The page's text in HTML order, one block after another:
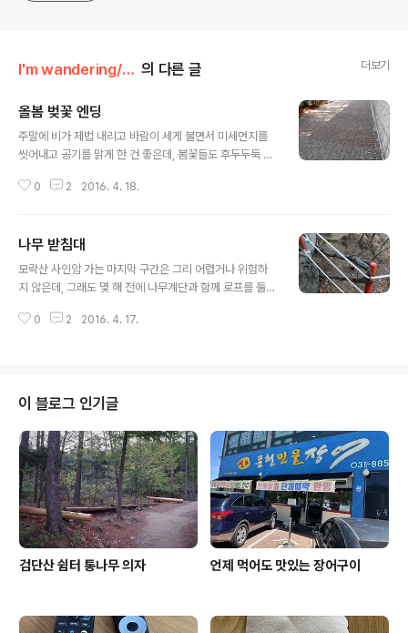
I'm wandering/동네산책 의 다른 글 더보기
올봄 벚꽃 엔딩
주말에 비가 제법 내리고 바람이 세게 불면서 미세먼지를
씻어내고 공기를 맑게 한 건 좋은데, 봄꽃들도 후두두둑 거
로 떨어지던 올봄 벚꽃은 봄비로 거의 시즌 아웃을 맞게 됐
어져 땅에 구를 때도 가지에 달려 있을 때 못지 않게 사람들
의 시선을 받는다. 점심산책이 시작되는 아파트단지와 붙
어 있는 100여 미터쯤 되는 보도블럭 위에 꽃비가 내렸다.
이 보도블럭과 담장 경계면에 파인 홈 사이에 모여들더니
0 2 2016. 4. 18.
나무 받침대
모락산 사인암 가는 마지막 구간은 그리 어렵거나 위험하
지 않은데, 그래도 몇 해 전에 나무계단과 함께 로프를 둘러
을 땅에 박고 3단 로프를 설치했는데, 그 마지막은 사인암
땅에 박아 힘을 받게 만들었다. 이 정도면 아주 팽팽해서 별
문제 없을 것 같은데, 그래도 안심이 안 됐는지 누군가가근
처에 굴러다니던 나무를 잘라 끝부분에 Y자 모양을 내서
한쪽 끝은 철봉에 걸치고, 다른끝은 바위 밑 흙에 살짝 묻어
놓았다. 그것도 하나가 아니라 위 아래로 두 개를 그렇게 만
들어놓았는데, 얼핏 보면..
0 2 2016. 4. 17.
이 블로그 인기글
검단산 쉼터 통나무 의자 언제 먹어도 맛있는 장어구이